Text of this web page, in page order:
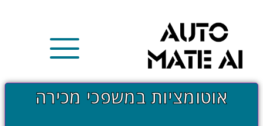
אוטומציות במשפכי מכירה